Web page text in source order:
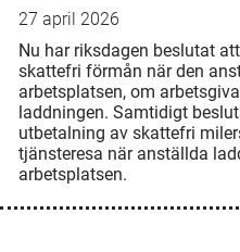
27 april 2026
Nu har riksdagen beslutat
skattefri förmån när den
arbetsplatsen, om
laddningen. Samtidigt
utbetalning av skattefri
tjänsteresa när anställda
arbetsplatsen.